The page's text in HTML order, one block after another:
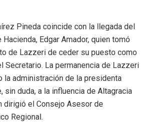
Pineda coincide con la llegada del
Edgar Amador, quien tomó
de Lazzeri de ceder su puesto como
Secretario. La permanencia de Lazzeri
la administración de la presidenta
sin duda, a la influencia de Altagracia
dirigió el Consejo Asesor de
Regional.